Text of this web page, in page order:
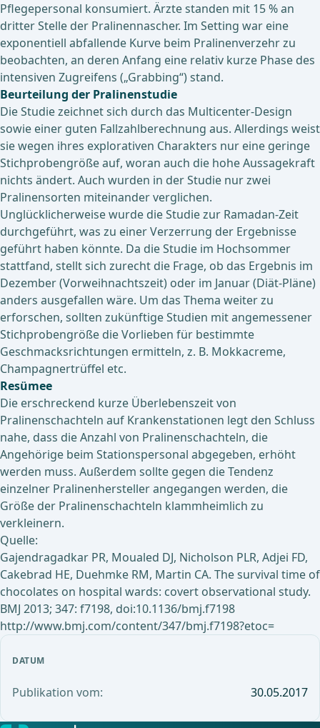
DATUM
Publikation vom: 30.05.2017
Pflegepersonal konsumiert. Ärzte standen mit 15 % an
dritter Stelle der Pralinennascher. Im Setting war eine
exponentiell abfallende Kurve beim Pralinenverzehr zu
beobachten, an deren Anfang eine relativ kurze Phase des
intensiven Zugreifens („Grabbing“) stand.
Beurteilung der Pralinenstudie
Die Studie zeichnet sich durch das Multicenter-Design
sowie einer guten Fallzahlberechnung aus. Allerdings weist
sie wegen ihres explorativen Charakters nur eine geringe
Stichprobengröße auf, woran auch die hohe Aussagekraft
nichts ändert. Auch wurden in der Studie nur zwei
Pralinensorten miteinander verglichen.
Unglücklicherweise wurde die Studie zur Ramadan-Zeit
durchgeführt, was zu einer Verzerrung der Ergebnisse
geführt haben könnte. Da die Studie im Hochsommer
stattfand, stellt sich zurecht die Frage, ob das Ergebnis im
Dezember (Vorweihnachtszeit) oder im Januar (Diät-Pläne)
anders ausgefallen wäre. Um das Thema weiter zu
erforschen, sollten zukünftige Studien mit angemessener
Stichprobengröße die Vorlieben für bestimmte
Geschmacksrichtungen ermitteln, z. B. Mokkacreme,
Champagnertrüffel etc.
Resümee
Die erschreckend kurze Überlebenszeit von
Pralinenschachteln auf Krankenstationen legt den Schluss
nahe, dass die Anzahl von Pralinenschachteln, die
Angehörige beim Stationspersonal abgegeben, erhöht
werden muss. Außerdem sollte gegen die Tendenz
einzelner Pralinenhersteller angegangen werden, die
Größe der Pralinenschachteln klammheimlich zu
verkleinern.
Quelle:
Gajendragadkar PR, Moualed DJ, Nicholson PLR, Adjei FD,
Cakebrad HE, Duehmke RM, Martin CA. The survival time of
chocolates on hospital wards: covert observational study.
BMJ 2013; 347: f7198, doi:10.1136/bmj.f7198
http://www.bmj.com/content/347/bmj.f7198?etoc=